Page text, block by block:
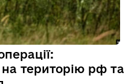
територію рф та